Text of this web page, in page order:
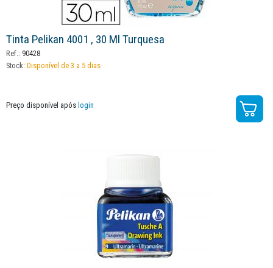
Tinta Pelikan 4001 , 30 Ml Turquesa
Ref.: 90428
Stock: Disponível de 3 a 5 dias
Preço disponível após login